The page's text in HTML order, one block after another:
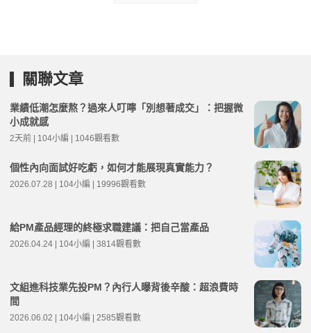
關聯文章
業績低潮怎麼熬？過來人叮嚀「別想著成交」：把握微
小成就感
2天前 | 104小編 | 1046觀看數
個性內向面試好吃虧，如何才能展現真實能力？
2026.07.28 | 104小編 | 19996觀看數
給PM產品經理的終極求職建議：把自己當產品
2026.04.24 | 104小編 | 3814觀看數
文組進科技業先投PM？內行人曝背後辛酸：超浪費時
間
2026.06.02 | 104小編 | 2585觀看數